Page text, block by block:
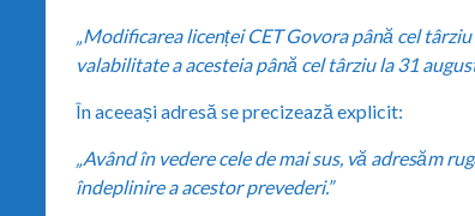
„Modificarea licenței CET Govora până cel
valabilitate a acesteia până cel târziu la 31
În aceeași adresă se precizează explicit:
„Având în vedere cele de mai sus, vă adresăm
îndeplinire a acestor prevederi.”